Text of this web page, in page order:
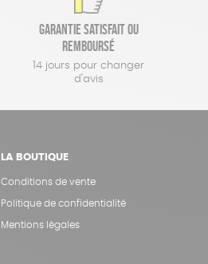
Garantie satisfait ou
remboursé
14 jours pour changer
d'avis
LA BOUTIQUE
Conditions de vente
Politique de confidentialité
Mentions légales